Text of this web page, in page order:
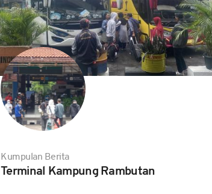
Kumpulan Berita
Terminal Kampung Rambutan